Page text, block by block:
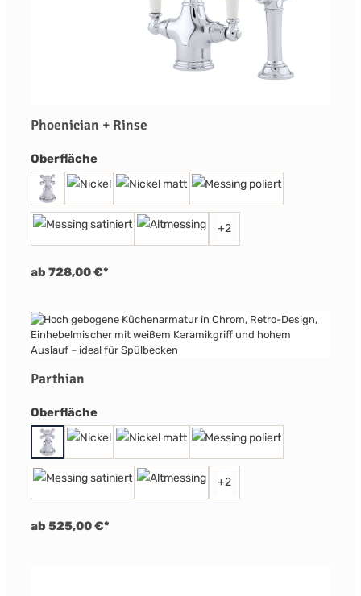
Phoenician + Rinse
Oberflächeauswählen
+2
ab 728,00 €*
Parthian
Oberflächeauswählen
+2
ab 525,00 €*